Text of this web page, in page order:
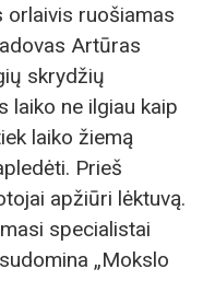
orlaivis ruošiamas
Artūras
skrydžių
laiko ne ilgiau kaip
laiko žiemą
Prieš
apžiūri lėktuvą.
specialistai
„Mokslo